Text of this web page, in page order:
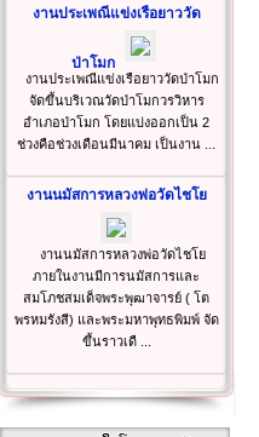
งานประเพณีแข่งเรือยาววัด
ป่าโมก
งานประเพณีแข่งเรือยาววัดป่าโมก
จัดขึ้นบริเวณวัดป่าโมกวรวิหาร
อำเภอป่าโมก โดยแบ่งออกเป็น 2
ช่วงคือช่วงเดือนมีนาคม เป็นงาน ...
งานนมัสการหลวงพ่อวัดไชโย
งานนมัสการหลวงพ่อวัดไชโย
ภายในงานมีการนมัสการและ
สมโภชสมเด็จพระพุฒาจารย์ ( โต
พรหมรังสี) และพระมหาพุทธพิมพ์ จัด
ขึ้นราวเดื ...